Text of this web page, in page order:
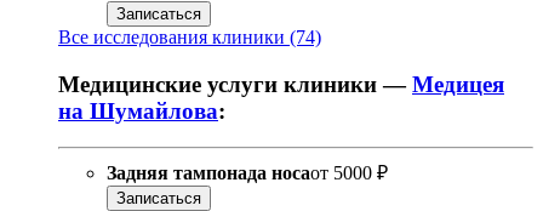
Записаться
Все исследования клиники (74)
Медицинские услуги клиники —Медицея
на Шумайлова:
Задняя тампонада носаот 5000 ₽
Записаться